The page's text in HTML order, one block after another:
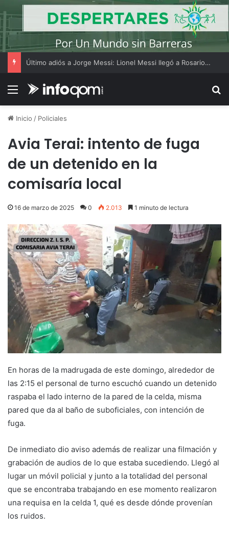
Último adiós a Jorge Messi: Lionel Messi llegó a Rosario y los hinchas dejaron mensajes de apoyo
Menú
Inicio / Policiales
Avia Terai: intento de fuga
de un detenido en la
comisaría local
16 de marzo de 2025 0 2.013 1 minuto de lectura
En horas de la madrugada de este domingo, alrededor de
las 2:15 el personal de turno escuchó cuando un detenido
raspaba el lado interno de la pared de la celda, misma
pared que da al baño de suboficiales, con intención de
fuga.
De inmediato dio aviso además de realizar una filmación y
grabación de audios de lo que estaba sucediendo. Llegó al
lugar un móvil policial y junto a la totalidad del personal
que se encontraba trabajando en ese momento realizaron
una requisa en la celda 1, qué es desde dónde provenían
los ruidos.